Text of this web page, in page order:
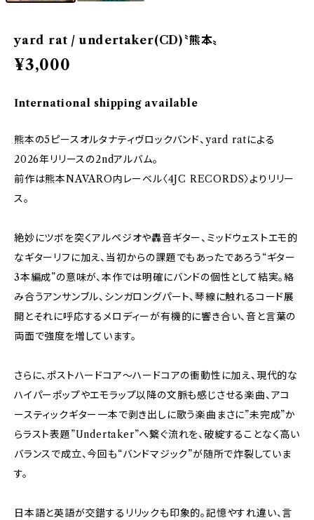
yard rat / undertaker(CD)〝熊本〟
¥3,000
International shipping available
熊本の5ピースオルタナティヴロックバンド、yard ratによる
2026年リリースの2ndアルバム。
前作は熊本NAVARO内レーベル〈4JC RECORDS〉よりリリー
ス。
絶妙にツボを突くアルペジオや轟音ギター、ミッドウェストエモ的
なギターリフに加え、当初からの課題でもあったであろう“ギター
3本編成”の意味が、本作では明確にバンドの個性として結実。絡
み合うアンサンブル、シンガロングパート、琴線に触れるコード展
開とそれに呼応するメロディーが有機的に響き合い、音と言葉の
両面で強度を増しています。
さらに、ポストハードコア～ハードコアの衝動性に加え、現代的な
ハイパーポップやエモラップ以降の文脈も感じさせる楽曲、アコ
ースティックギター一本で剥き出しに歌う楽曲まさに”未完成”か
らラスト表題”Undertaker”へ繋ぐ流れを、破綻することなく高い
バランスで成立、今回も“バンドマジック”が随所で炸裂していま
す。
日本語と英語が交錯するリリックも印象的。記憶やすれ違い、言